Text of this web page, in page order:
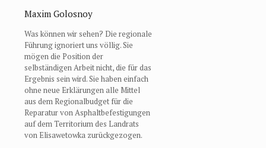
Maxim Golosnoy
Was können wir sehen? Die regionale
Führung ignoriert uns völlig. Sie
mögen die Position der
selbständigen Arbeit nicht, die für das
Ergebnis sein wird. Sie haben einfach
ohne neue Erklärungen alle Mittel
aus dem Regionalbudget für die
Reparatur von Asphaltbefestigungen
auf dem Territorium des Landrats
von Elisawetowka zurückgezogen.